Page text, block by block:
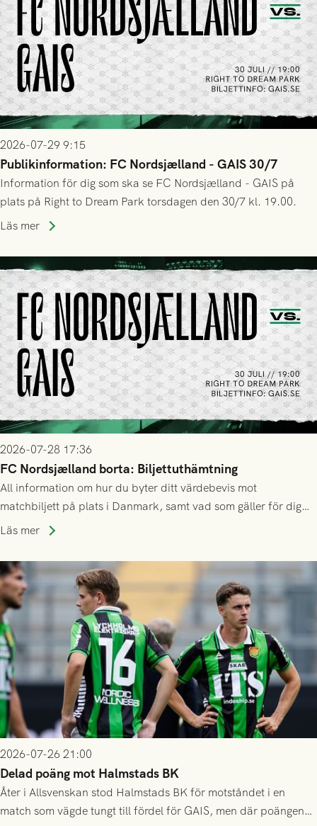
2026-07-29 9:15
Publikinformation: FC Nordsjælland - GAIS 30/7
Information för dig som ska se FC Nordsjælland - GAIS på
plats på Right to Dream Park torsdagen den 30/7 kl. 19.00.
Läs mer
2026-07-28 17:36
FC Nordsjælland borta: Biljettuthämtning
All information om hur du byter ditt värdebevis mot
matchbiljett på plats i Danmark, samt vad som gäller för dig
som står på reservlista eller fått förhinder.
Läs mer
2026-07-26 21:00
Delad poäng mot Halmstads BK
Åter i Allsvenskan stod Halmstads BK för motståndet i en
match som vägde tungt till fördel för GAIS, men där poängen